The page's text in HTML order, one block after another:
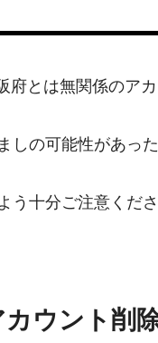
とは無関係のア
しの可能性があっ
十分ご注意くださ
ウント削